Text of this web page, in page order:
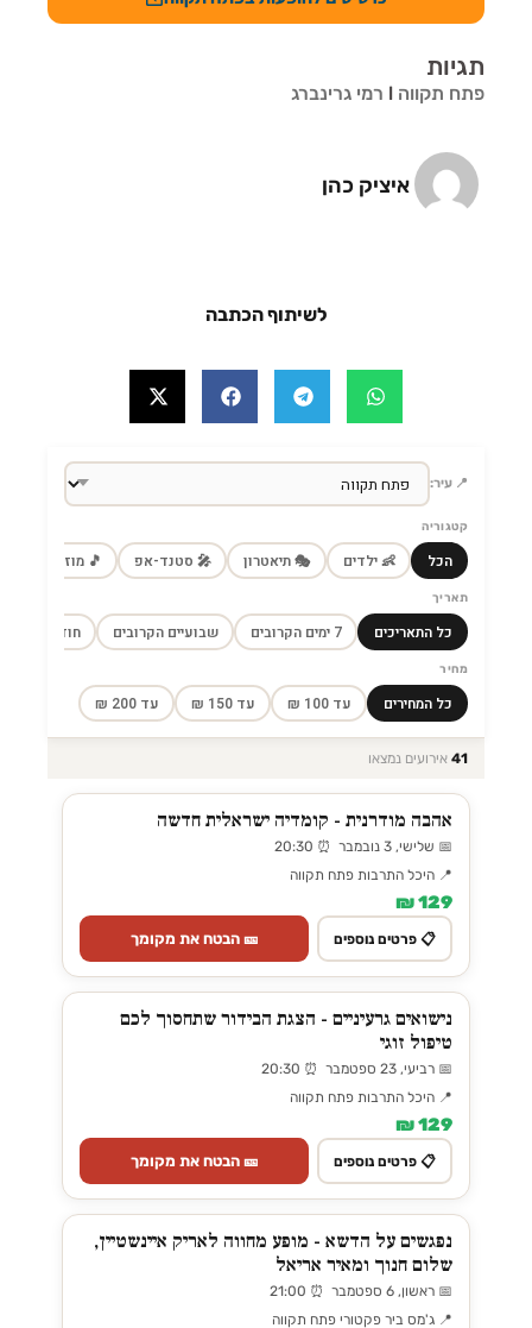
תגיות
פתח תקווה רמי גרינברג
איציק כהן
לשיתוף הכתבה
📍 עיר:
קטגוריה
הכל 👶 ילדים 🎭 תיאטרון 🎤 סטנד-אפ 🎵 מוזיקה
תאריך
כל התאריכים 7 ימים הקרובים שבועיים הקרובים חודש הקרוב
מחיר
כל המחירים עד 100 ₪ עד 150 ₪ עד 200 ₪
41 אירועים נמצאו
אהבה מודרנית - קומדיה ישראלית חדשה
📅 שלישי, 3 נובמבר ⏰ 20:30
📍 היכל התרבות פתח תקווה
129 ₪
📋 פרטים נוספים 🎫 הבטח את מקומך
נישואים גרעיניים - הצגת הבידור שתחסוך לכם
טיפול זוגי
📅 רביעי, 23 ספטמבר ⏰ 20:30
📍 היכל התרבות פתח תקווה
129 ₪
📋 פרטים נוספים 🎫 הבטח את מקומך
נפגשים על הדשא - מופע מחווה לאריק איינשטיין,
שלום חנוך ומאיר אריאל
📅 ראשון, 6 ספטמבר ⏰ 21:00
📍 ג'מס ביר פקטורי פתח תקווה